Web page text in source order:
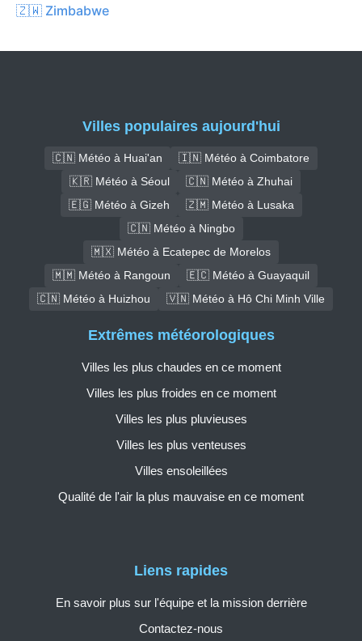
🇿🇼 Zimbabwe
Villes populaires aujourd'hui
🇨🇳 Météo à Huai'an
🇮🇳 Météo à Coimbatore
🇰🇷 Météo à Séoul
🇨🇳 Météo à Zhuhai
🇪🇬 Météo à Gizeh
🇿🇲 Météo à Lusaka
🇨🇳 Météo à Ningbo
🇲🇽 Météo à Ecatepec de Morelos
🇲🇲 Météo à Rangoun
🇪🇨 Météo à Guayaquil
🇨🇳 Météo à Huizhou
🇻🇳 Météo à Hô Chi Minh Ville
Liens rapides
En savoir plus sur l'équipe et la mission derrière
Contactez-nous
Extrêmes météorologiques
Villes les plus chaudes en ce moment
Villes les plus froides en ce moment
Villes les plus pluvieuses
Villes les plus venteuses
Villes ensoleillées
Qualité de l'air la plus mauvaise en ce moment